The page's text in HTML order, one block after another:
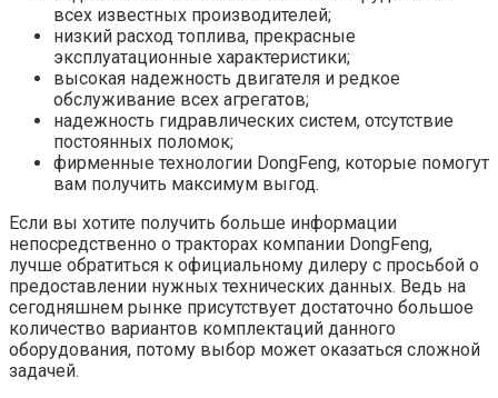
всех известных производителей;
низкий расход топлива, прекрасные
эксплуатационные характеристики;
высокая надежность двигателя и редкое
обслуживание всех агрегатов;
надежность гидравлических систем, отсутствие
постоянных поломок;
фирменные технологии DongFeng, которые помогут
вам получить максимум выгод.
Если вы хотите получить больше информации
непосредственно о тракторах компании DongFeng,
лучше обратиться к официальному дилеру с просьбой о
предоставлении нужных технических данных. Ведь на
сегодняшнем рынке присутствует достаточно большое
количество вариантов комплектаций данного
оборудования, потому выбор может оказаться сложной
задачей.